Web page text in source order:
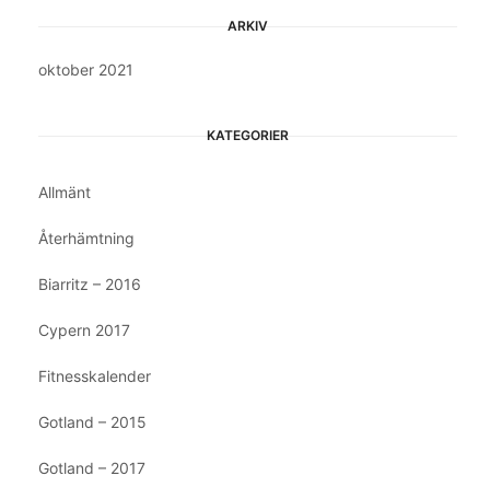
ARKIV
oktober 2021
KATEGORIER
Allmänt
Återhämtning
Biarritz – 2016
Cypern 2017
Fitnesskalender
Gotland – 2015
Gotland – 2017